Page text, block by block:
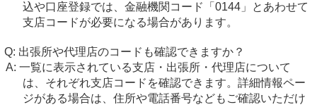
込や口座登録では、金融機関コード「0144」とあわせて
支店コードが必要になる場合があります。
出張所や代理店のコードも確認できますか？
一覧に表示されている支店・出張所・代理店について
は、それぞれ支店コードを確認できます。詳細情報ペー
ジがある場合は、住所や電話番号などもご確認いただけ